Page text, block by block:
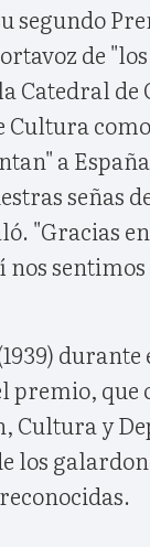
segundo
de
Catedral de
Cultura
a
señas
"Gracias
nos
durante
premio, que
Cultura y
los